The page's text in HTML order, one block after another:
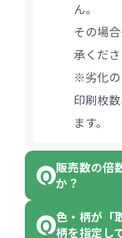
ん。
その場
承くださ
※劣化の
印刷枚
ます。
販売数の倍
か？
一部商
色・柄が「
柄を指定し